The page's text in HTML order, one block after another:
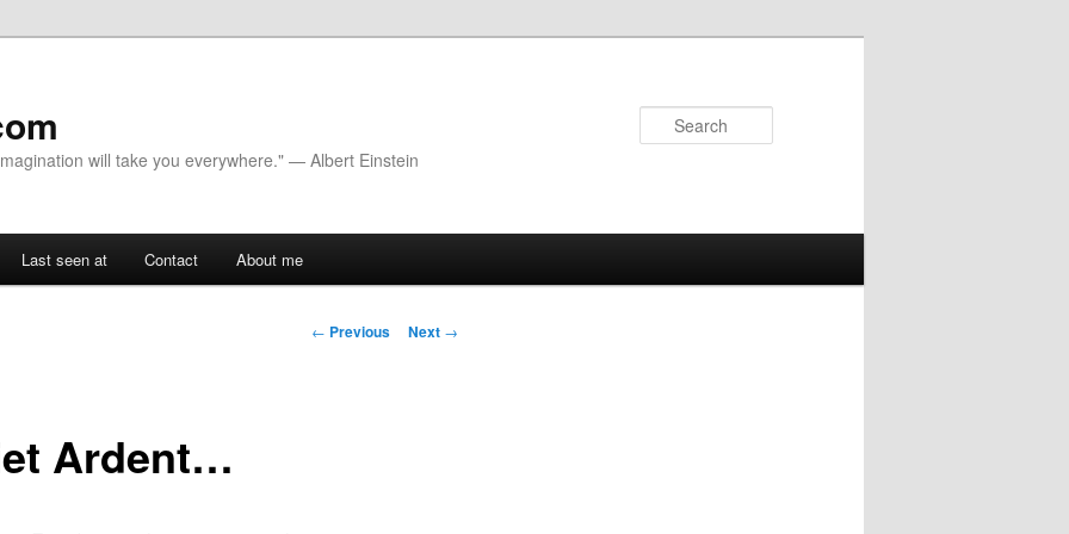
will take you everywhere." — Albert Einstein
Last seen at Contact About me
Post navigation
← Previous Next →
Ardent…